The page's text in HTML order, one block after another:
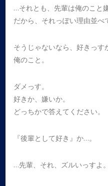
…それとも、先輩は俺のこと
だから、それっぽい理由並べ
そうじゃないなら、好きっす
俺のこと。
ダメっす。
好きか、嫌いか。
どっちかで答えてください。
『後輩として好き』か…。
…先輩、それ、ズルいっすよ。